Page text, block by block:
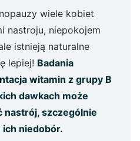
wiele kobiet
nastroju, niepokojem
istnieją naturalne
lepiej! Badania
witamin z grupy B
dawkach może
nastrój, szczególnie
niedobór.